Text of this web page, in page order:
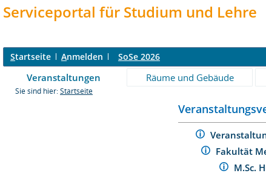
Serviceportal für Studium und Lehre
Startseite Anmelden SoSe 2026
Veranstaltungen Räume und Gebäude
Sie sind hier: Startseite
Fakultät
M.Sc.